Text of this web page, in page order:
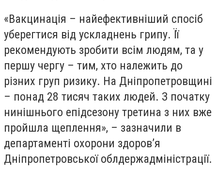
«Вакцинація – найефективніший спосіб
уберегтися від ускладнень грипу. Її
рекомендують зробити всім людям, та у
першу чергу – тим, хто належить до
різних груп ризику. На Дніпропетровщині
– понад 28 тисяч таких людей. З початку
нинішнього епідсезону третина з них вже
пройшла щеплення», – зазначили в
департаменті охорони здоров’я
Дніпропетровської облдержадміністрації.